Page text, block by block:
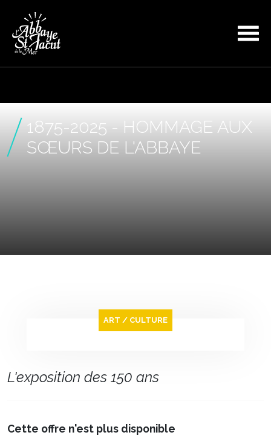
1875-2025 - HOMMAGE AUX
SŒURS DE L'ABBAYE
ART / CULTURE
L'exposition des 150 ans
Cette offre n'est plus disponible